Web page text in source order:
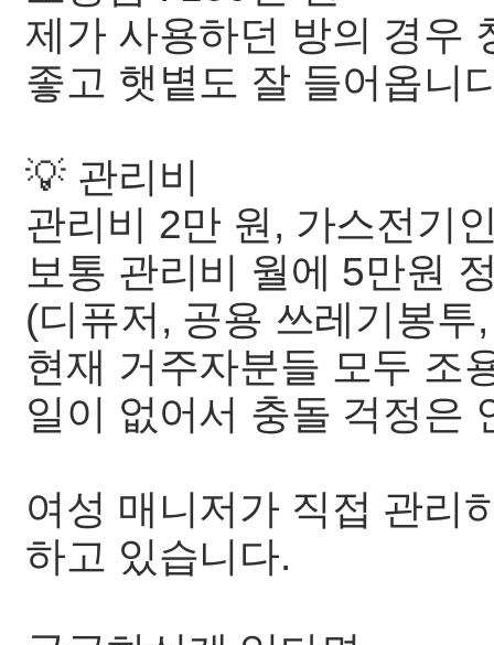
제가 사용하던 방의 경우
좋고 햇볕도 잘 들어옵니
💡 관리비
관리비 2만 원, 가스전기
보통 관리비 월에 5만원
(디퓨저, 공용 쓰레기봉
현재 거주자분들 모두 조
일이 없어서 충돌 걱정은
여성 매니저가 직접 관리
하고 있습니다.